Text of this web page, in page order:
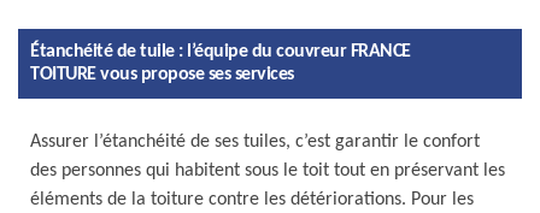
Étanchéité de tuile : l’équipe du couvreur FRANCE
TOITURE vous propose ses services
Assurer l’étanchéité de ses tuiles, c’est garantir le confort
des personnes qui habitent sous le toit tout en préservant les
éléments de la toiture contre les détériorations. Pour les